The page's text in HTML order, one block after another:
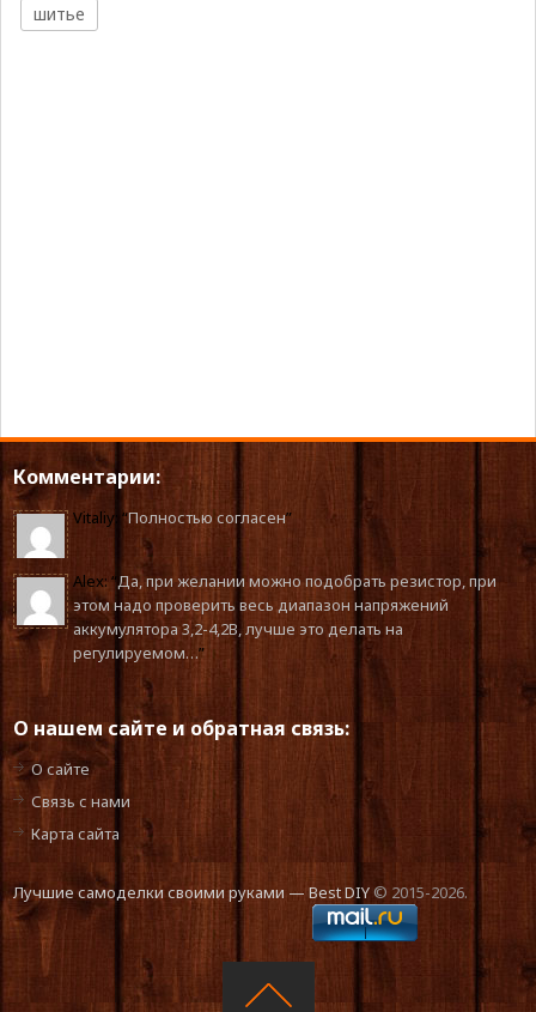
шитье
Комментарии:
Vitaliy : “Полностью согласен”
Alex: “Да, при желании можно подобрать резистор, при
этом надо проверить весь диапазон напряжений
аккумулятора 3,2-4,2В, лучше это делать на
регулируемом…”
О нашем сайте и обратная связь:
О сайте
Связь с нами
Карта сайта
Лучшие самоделки своими руками — Best DIY© 2015-2026.